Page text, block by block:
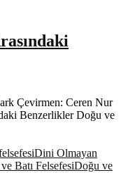
Çevirmen: Ceren Nur
Benzerlikler Doğu ve
Dini Olmayan
Batı FelsefesiDoğu ve